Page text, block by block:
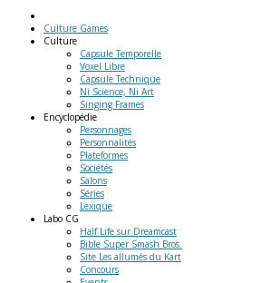
Culture Games
Culture
Capsule Temporelle
Voxel Libre
Capsule Technique
Ni Science, Ni Art
Singing Frames
Encyclopédie
Personnages
Personnalités
Plateformes
Sociétés
Salons
Séries
Lexique
Labo CG
Half Life sur Dreamcast
Bible Super Smash Bros.
Site Les allumés du Kart
Concours